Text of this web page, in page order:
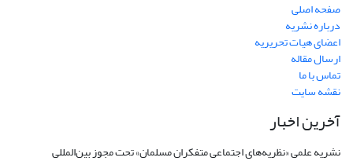
صفحه اصلی
درباره نشریه
اعضای هیات تحریریه
ارسال مقاله
تماس با ما
نقشه سایت
آخرین اخبار
نشریه علمی «نظریه‌های اجتماعی متفکران مسلمان» تحت مجوز بین‌المللی